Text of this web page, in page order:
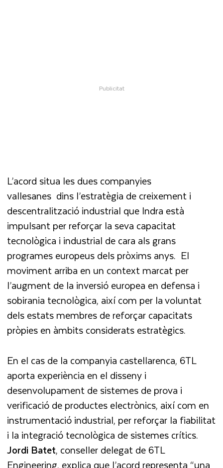
L’acord situa les dues companyies
vallesanes dins l’estratègia de creixement i
descentralització industrial que Indra està
impulsant per reforçar la seva capacitat
tecnològica i industrial de cara als grans
programes europeus dels pròxims anys. El
moviment arriba en un context marcat per
l’augment de la inversió europea en defensa i
sobirania tecnològica, així com per la voluntat
dels estats membres de reforçar capacitats
pròpies en àmbits considerats estratègics.
En el cas de la companyia castellarenca, 6TL
aporta experiència en el disseny i
desenvolupament de sistemes de prova i
verificació de productes electrònics, així com en
instrumentació industrial, per reforçar la fiabilitat
i la integració tecnològica de sistemes crítics.
Jordi Batet, conseller delegat de 6TL
Engineering, explica que l’acord representa “una